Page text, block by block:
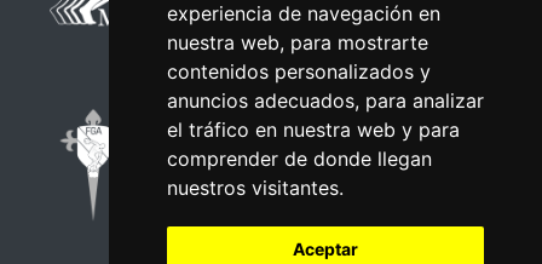
experiencia de navegación en
nuestra web, para mostrarte
contenidos personalizados y
anuncios adecuados, para analizar
el tráfico en nuestra web y para
comprender de donde llegan
nuestros visitantes.
Aceptar